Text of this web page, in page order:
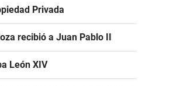
Privada
recibió a Juan Pablo II
León XIV